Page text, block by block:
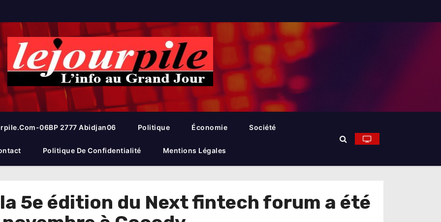
06BP 2777 Abidjan06 Politique Économie Société
Politique De Confidentialité Mentions Légales
5e édition du Next fintech forum a été